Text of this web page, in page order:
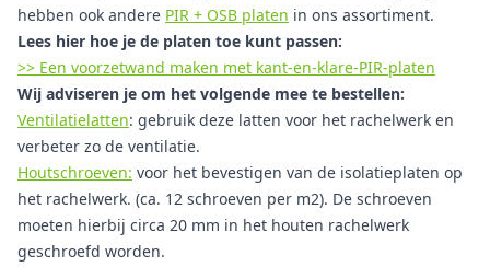
hebben ook andere PIR + OSB platen in ons assortiment.
Lees hier hoe je de platen toe kunt passen:
>> Een voorzetwand maken met kant-en-klare-PIR-platen
Wij adviseren je om het volgende mee te bestellen:
Ventilatielatten: gebruik deze latten voor het rachelwerk en
verbeter zo de ventilatie.
Houtschroeven: voor het bevestigen van de isolatieplaten op
het rachelwerk. (ca. 12 schroeven per m2). De schroeven
moeten hierbij circa 20 mm in het houten rachelwerk
geschroefd worden.